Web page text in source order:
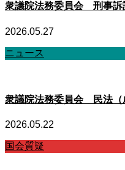
衆議院法務委員会 刑事訴
2026.05.27
ニュース
衆議院法務委員会 民法（
2026.05.22
国会質疑